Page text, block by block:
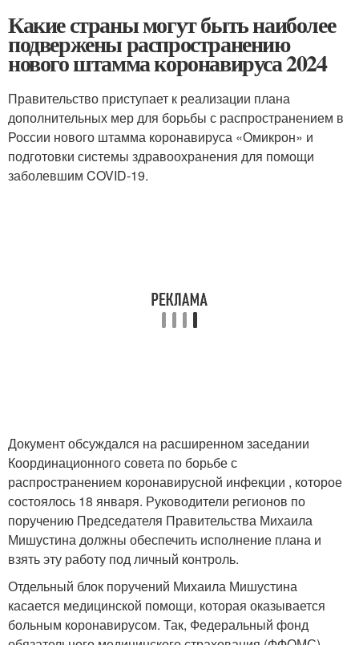
Какие страны могут быть наиболее
подвержены распространению
нового штамма коронавируса 2024
Правительство приступает к реализации плана
дополнительных мер для борьбы с распространением в
России нового штамма коронавируса «Омикрон» и
подготовки системы здравоохранения для помощи
заболевшим COVID-19.
Документ обсуждался на расширенном заседании
Координационного совета по борьбе с
распространением коронавирусной инфекции , которое
состоялось 18 января. Руководители регионов по
поручению Председателя Правительства Михаила
Мишустина должны обеспечить исполнение плана и
взять эту работу под личный контроль.
Отдельный блок поручений Михаила Мишустина
касается медицинской помощи, которая оказывается
больным коронавирусом. Так, Федеральный фонд